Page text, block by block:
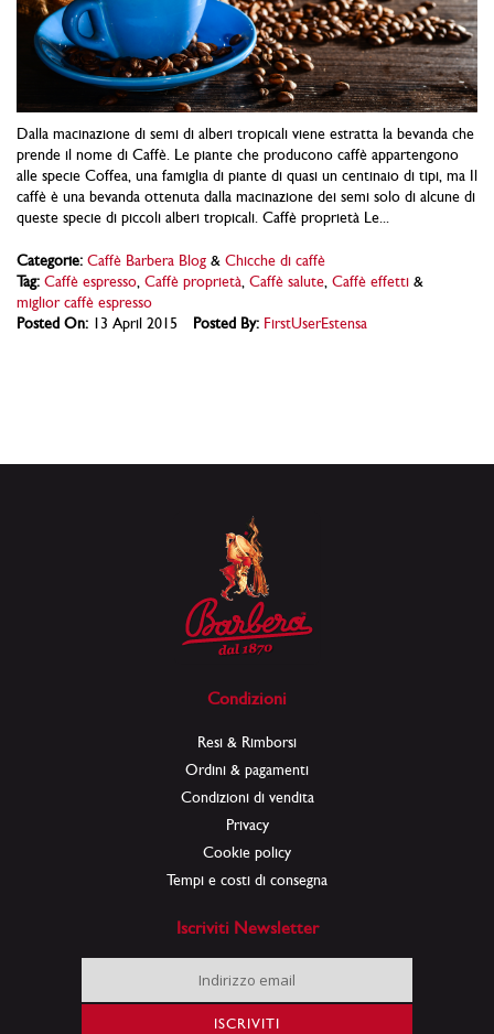
Dalla macinazione di semi di alberi tropicali viene estratta la bevanda che
prende il nome di Caffè. Le piante che producono caffè appartengono
alle specie Coffea, una famiglia di piante di quasi un centinaio di tipi, ma Il
caffè è una bevanda ottenuta dalla macinazione dei semi solo di alcune di
queste specie di piccoli alberi tropicali. Caffè proprietà Le...
Categorie: Caffè Barbera Blog & Chicche di caffè
Tag: Caffè espresso Caffè proprietà Caffè salute Caffè effetti &
miglior caffè espresso
Posted On: 13 April 2015 Posted By: FirstUserEstensa
Condizioni
Resi & Rimborsi
Ordini & pagamenti
Condizioni di vendita
Privacy
Cookie policy
Tempi e costi di consegna
Iscriviti Newsletter
Iscriviti
alla
nostra
ISCRIVITI